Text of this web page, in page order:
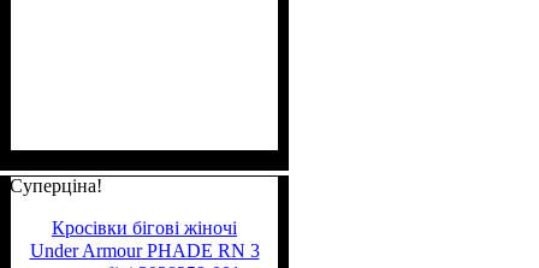
Суперціна!
Кросівки бігові жіночі
Under Armour PHADE RN 3